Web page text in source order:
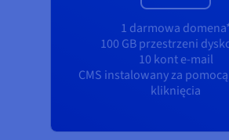
1 darmowa
100 GB przestrzeni
10 kont e-mail
CMS instalowany za
kliknięcia